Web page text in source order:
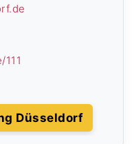
Düsseldorf